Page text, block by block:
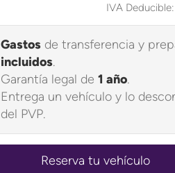
IVA
Gastosde transferencia y
incluidos.
Garantía legal de 1 año.
Entrega un vehículo y lo
del PVP.
Reserva tu vehículo